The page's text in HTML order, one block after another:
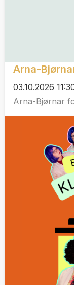
Arna-
03.10.2026
Arna-Bjørnar